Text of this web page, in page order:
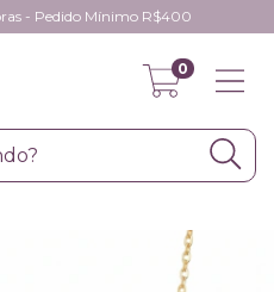
- Pedido Mínimo R$400
0